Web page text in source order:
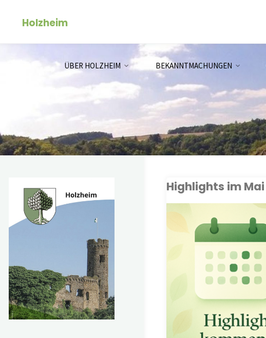
Holzheim
ÜBER HOLZHEIM BEKANNTMACHUNGEN
Highlights im Mai
BEKANNTMACHUNGEN